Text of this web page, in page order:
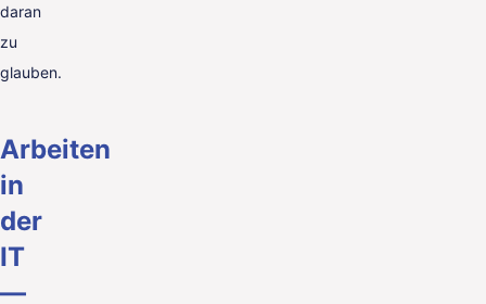
daran
zu
glauben.
Arbeiten
in
der
IT
—